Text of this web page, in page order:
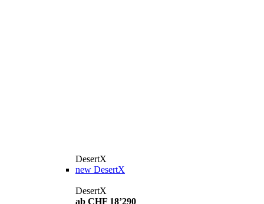
DesertX
new DesertX
DesertX
ab CHF 18’290